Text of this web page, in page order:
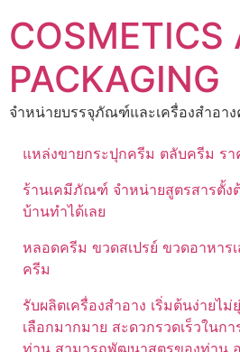
to
content
COSMETICS
PACKAGING
จำหน่ายบรรจุภัณฑ์และเครื่องสำอาง
แหล่งขายกระปุกครีม ตลับครีม ร
ร้านเคมีภัณฑ์ จำหน่ายสูตรสารตั้ง
บ้านทำได้เลย
หลอดครีม ขวดสเปรย์ ขวดอาหาร
ครีม
รับผลิตเครื่องสำอาง เริ่มต้นง่ายไ
เลือกมากมาย สะดวกรวดเร็วในก